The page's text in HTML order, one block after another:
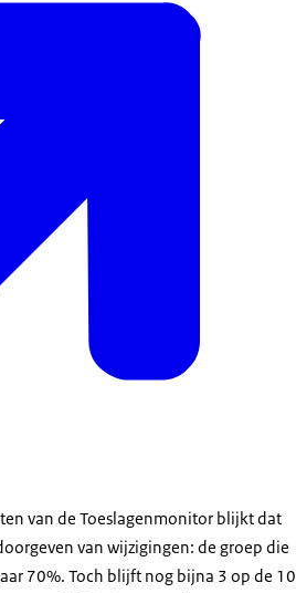
van de Toeslagenmonitor blijkt dat
van wijzigingen: de groep die
70%. Toch blijft nog bijna 3 op de 10